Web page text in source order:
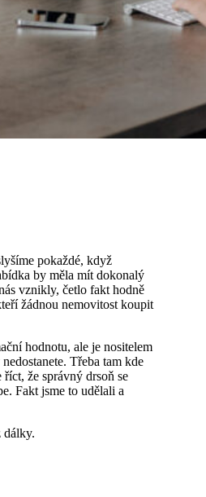
pokaždé, když
by měla mít dokonalý
vznikly, četlo fakt hodně
žádnou nemovitost koupit
hodnotu, ale je nositelem
Třeba tam kde
říct, že správný drsoň se
Fakt jsme to udělali a
dálky.